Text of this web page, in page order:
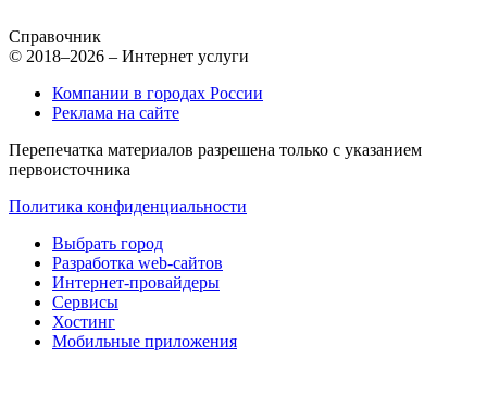
Справочник
© 2018–2026 – Интернет услуги
Компании в городах России
Реклама на сайте
Перепечатка материалов разрешена только с указанием
первоисточника
Политика конфиденциальности
Выбрать город
Разработка web-сайтов
Интернет-провайдеры
Сервисы
Хостинг
Мобильные приложения